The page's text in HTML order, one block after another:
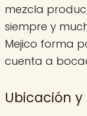
mezcla
siempre y
Mejico forma
cuenta a
Ubicación